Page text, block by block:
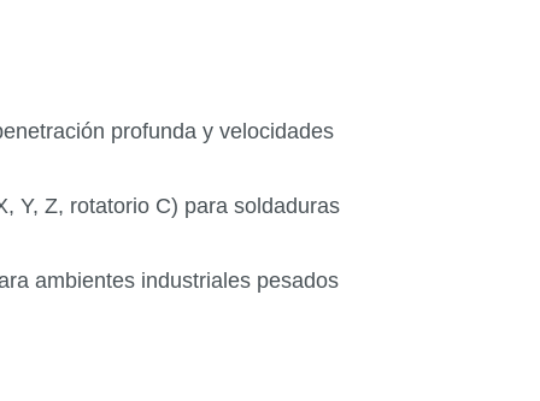
profunda y velocidades
Y, Z, rotatorio C) para soldaduras
ambientes industriales pesados